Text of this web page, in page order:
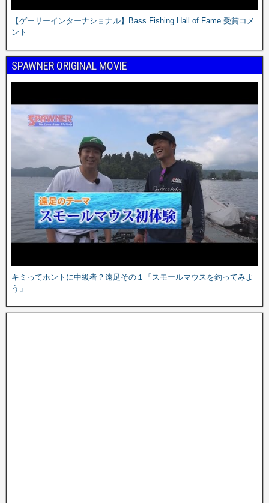
【ゲーリーインターナショナル】Bass Fishing Hall of Fame 受賞コメ
ント
SPAWNER ORIGINAL MOVIE
キミってホントに中級者？遠足その１「スモールマウスを釣ってみよ
う」